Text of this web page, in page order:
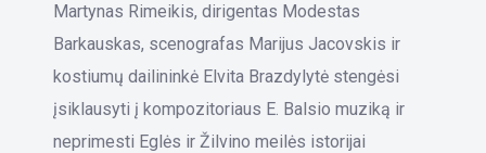
Martynas Rimeikis, dirigentas Modestas
Barkauskas, scenografas Marijus Jacovskis ir
kostiumų dailininkė Elvita Brazdylytė stengėsi
įsiklausyti į kompozitoriaus E. Balsio muziką ir
neprimesti Eglės ir Žilvino meilės istorijai